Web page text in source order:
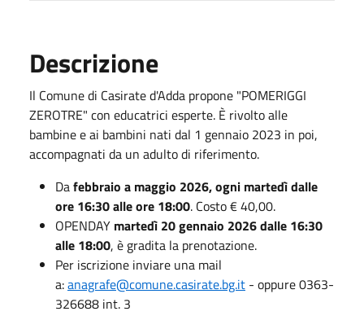
Descrizione
Il Comune di Casirate d'Adda propone "POMERIGGI
ZEROTRE" con educatrici esperte. È rivolto alle
bambine e ai bambini nati dal 1 gennaio 2023 in poi,
accompagnati da un adulto di riferimento.
Dafebbraio a maggio 2026, ogni martedì dalle
ore 16:30 alle ore 18:00. Costo € 40,00.
OPENDAY martedì 20 gennaio 2026 dalle 16:30
alle 18:00, è gradita la prenotazione.
Per iscrizione inviare una mail
a:anagrafe@comune.casirate.bg.it - oppure 0363-
326688 int. 3